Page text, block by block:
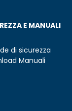
E MANUALI
di sicurezza
Manuali